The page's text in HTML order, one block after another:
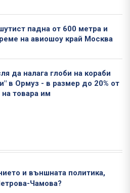
падна от 600 метра и
на авиошоу край Москва
да налага глоби на кораби
в Ормуз - в размер до 20% от
на товара им
и външната политика,
Чамова?